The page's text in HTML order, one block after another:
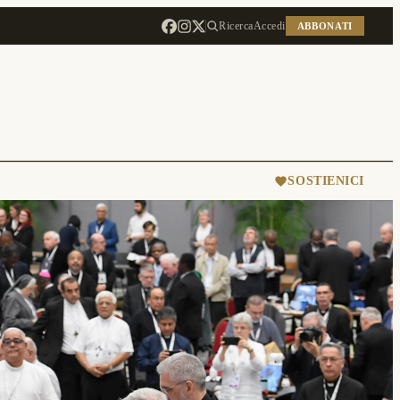
RicercaAccedi ABBONATI
SOSTIENICI